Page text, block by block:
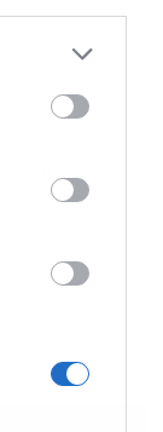
Χόρχε
τραπεζών”
των